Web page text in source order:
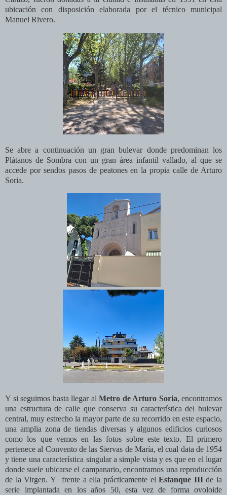
ubicación con disposición elaborada por el técnico municipal
Manuel Rivero.
Se abre a continuación un gran bulevar donde predominan los
Plátanos de Sombra con un gran área infantil vallado, al que se
accede por sendos pasos de peatones en la propia calle de Arturo
Soria.
Y si seguimos hasta llegar al Metro de Arturo Soria, encontramos
una estructura de calle que conserva su característica del bulevar
central, muy estrecho la mayor parte de su recorrido en este espacio,
una amplia zona de tiendas diversas y algunos edificios curiosos
como los que vemos en las fotos sobre este texto. El primero
pertenece al Convento de las Siervas de María, el cual data de 1954
y tiene una característica singular a simple vista y es que en el lugar
donde suele ubicarse el campanario, encontramos una reproducción
de la Virgen. Y frente a ella prácticamente elEstanque IIIde la
serie implantada en los años 50, esta vez de forma ovoloide